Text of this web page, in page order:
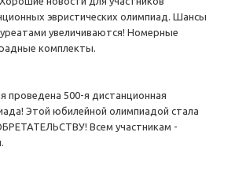
эвристических олимпиад. Шансы
увеличиваются! Номерные
комплекты.
проведена 500-я дистанционная
Этой юбилейной олимпиадой стала
Всем участникам -